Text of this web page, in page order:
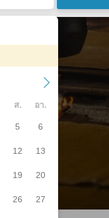
ส. อา.
5 6
12 13
19 20
26 27